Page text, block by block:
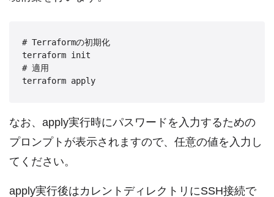
# Terraformの初期化
terraform init
# 適用
terraform apply
なお、apply実行時にパスワードを入力するための
プロンプトが表示されますので、任意の値を入力し
てください。
apply実行後はカレントディレクトリにSSH接続で